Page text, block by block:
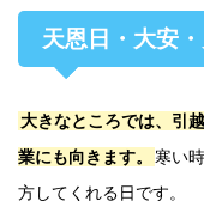
天恩日・大安
大きなところでは、引
業にも向きます。
寒い
方してくれる日です。